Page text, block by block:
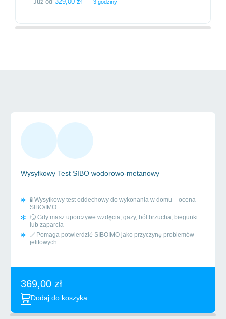
3 godziny
Wysyłkowy Test SIBO wodorowo-metanowy
🧪 Wysyłkowy test oddechowy do wykonania w domu – ocena
SIBO/IMO
🤒 Gdy masz uporczywe wzdęcia, gazy, ból brzucha, biegunki
lub zaparcia
✅ Pomaga potwierdzić SIBOIMO jako przyczynę problemów
jelitowych
369,00 zł
Dodaj do koszyka